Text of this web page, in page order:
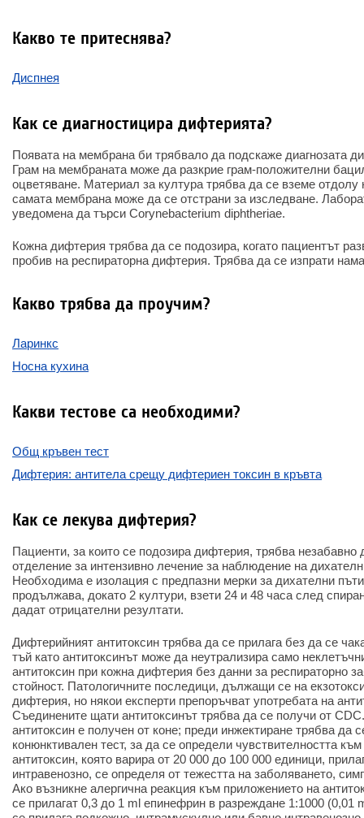
Какво те притеснява?
Диспнея
Как се диагностицира дифтерията?
Появата на мембрана би трябвало да подскаже диагнозата
Грам на мембраната може да разкрие грам-положителни
оцветяване. Материал за култура трябва да се вземе
самата мембрана може да се отстрани за изследване.
уведомена да търси Corynebacterium diphtheriae.
Кожна дифтерия трябва да се подозира, когато пациентът
пробив на респираторна дифтерия. Трябва да се изпрати
Какво трябва да проучим?
Ларинкс
Носна кухина
Какви тестове са необходими?
Общ кръвен тест
Дифтерия: антитела срещу дифтериен токсин в кръвта
Как се лекува дифтерия?
Пациенти, за които се подозира дифтерия, трябва незабавно
отделение за интензивно лечение за наблюдение на
Необходима е изолация с предпазни мерки за дихателни
продължава, докато 2 култури, взети 24 и 48 часа след
дадат отрицателни резултати.
Дифтерийният антитоксин трябва да се прилага без да се
тъй като антитоксинът може да неутрализира само
антитоксин при кожна дифтерия без данни за респираторно
стойност. Патологичните последици, дължащи се на
дифтерия, но някои експерти препоръчват употребата на
Съединените щати антитоксинът трябва да се получи от
антитоксин е получен от коне; преди инжектиране трябва да
конюнктивален тест, за да се определи чувствителността
антитоксин, която варира от 20 000 до 100 000 единици,
интравенозно, се определя от тежестта на заболяването,
Ако възникне алергична реакция към приложението на
се прилагат 0,3 до 1 ml епинефрин в разреждане 1:1000